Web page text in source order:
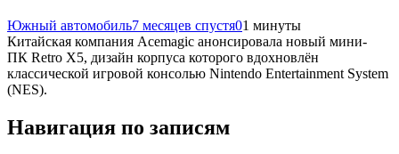
Южный автомобиль7 месяцев спустя01 минуты
Китайская компания Acemagic анонсировала новый мини-
ПК Retro X5, дизайн корпуса которого вдохновлён
классической игровой консолью Nintendo Entertainment System
(NES).
Навигация по записям